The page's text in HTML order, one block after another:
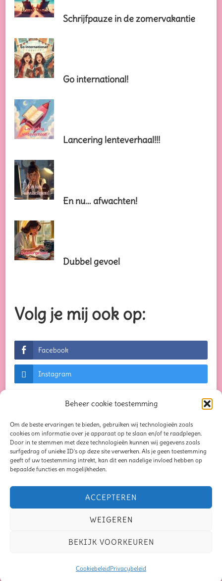
Beheer cookie toestemming
Om de beste ervaringen te bieden, gebruiken wij technologieën zoals
cookies om informatie over je apparaat op te slaan en/of te raadplegen.
Door in te stemmen met deze technologieën kunnen wij gegevens zoals
surfgedrag of unieke ID's op deze site verwerken. Als je geen toestemming
geeft of uw toestemming intrekt, kan dit een nadelige invloed hebben op
bepaalde functies en mogelijkheden.
ACCEPTEREN
WEIGEREN
BEKIJK VOORKEUREN
CookiebeleidPrivacybeleid
Schrijfpauze in de zomervakantie
Go international!
Lancering lenteverhaal!!!
En nu… afwachten!
Dubbel gevoel
Volg je mij ook op:
Facebook
Instagram
© Auteursrechten 2026Creaties waar je blij van
wordt.... Alle rechten voorbehouden. Chic Lite |
Ontwikkeld doorRara Themes. Mogelijk
Seizoensliefde
Mindful Moments Bundel
Oorbellen
Schrijven
Privacybeleid Disclaimer